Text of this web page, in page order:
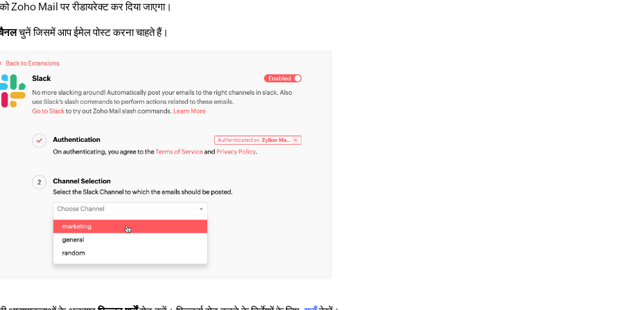
Zoho Mail पर रीडायरेक्ट कर दिया जाएगा।
चुनें जिसमें आप ईमेल पोस्ट करना चाहते हैं।